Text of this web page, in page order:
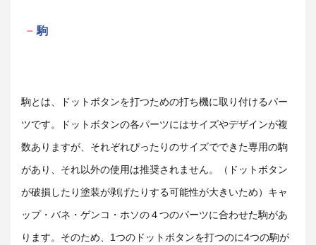
駒
駒とは、ドットボタンを打つための打ち機に取り付けるパー
ツです。ドットボタンの各パーツにはサイズやデザインが複
数ありますが、それぞれぴったりのサイズでできた専用の駒
があり、それ以外の使用は推奨されません。（ドットボタン
が破損したり塗装が剥げたりする可能性が大きいため）キャ
ップ・バネ・ゲンコ・ホソの４つのパーツに合わせた駒があ
ります。そのため、1つのドットボタンを打つのに4つの駒が